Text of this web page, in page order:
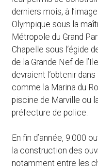
derniers mois, à
Olympique sous la
Métropole du Grand
Chapelle sous l’égide
de la Grande Nef de
devraient l’obtenir
comme la Marina du
piscine de Marville ou
préfecture de police.
En fin d’année, 9.000
la construction des
notamment entre les